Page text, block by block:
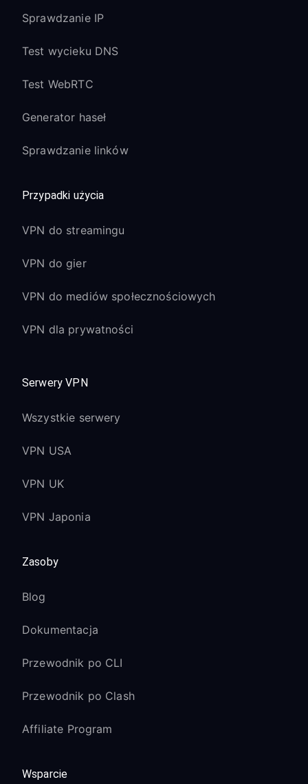
Sprawdzanie IP
Test wycieku DNS
Test WebRTC
Generator haseł
Sprawdzanie linków
Przypadki użycia
VPN do streamingu
VPN do gier
VPN do mediów społecznościowych
VPN dla prywatności
Serwery VPN
Wszystkie serwery
VPN USA
VPN UK
VPN Japonia
Zasoby
Blog
Dokumentacja
Przewodnik po CLI
Przewodnik po Clash
Affiliate Program
Wsparcie